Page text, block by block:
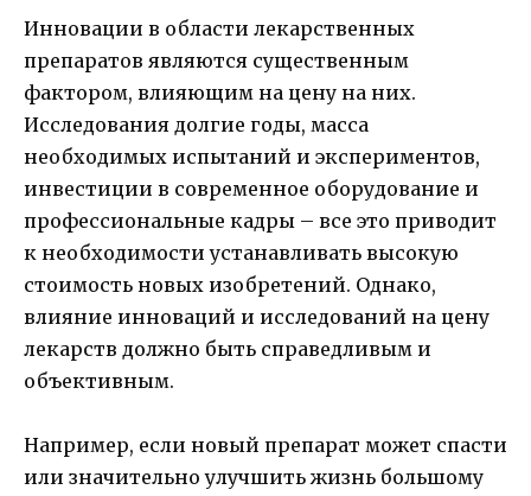
Инновации в области лекарственных
препаратов являются существенным
фактором, влияющим на цену на них.
Исследования долгие годы, масса
необходимых испытаний и экспериментов,
инвестиции в современное оборудование и
профессиональные кадры – все это приводит
к необходимости устанавливать высокую
стоимость новых изобретений. Однако,
влияние инноваций и исследований на цену
лекарств должно быть справедливым и
объективным.
Например, если новый препарат может спасти
или значительно улучшить жизнь большому